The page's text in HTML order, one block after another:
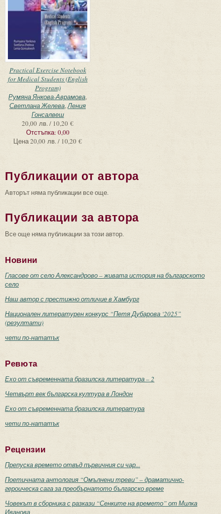
Practical Exercise Notebook
for Medical Students (English
Program)
Румяна Янкова-Аврамова,
Светлана Желева,Ления
Гонсалвеш
20,00 лв. / 10,20 €
Отстъпка: 0,00
Цена20,00 лв. / 10,20 €
Публикации от автора
Авторът няма публикации все още.
Публикации за автора
Все още няма публикации за този автор.
Новини
Гласове от село Александрово – живата история на българското
село
Наш автор с престижно отличие в Хамбург
Национален литературен конкурс “Петя Дубарова ‘2025”
(резултати)
чети по-нататък
Ревюта
Ехо от съвременната бразилска литература – 2
Четвърт век българска култура в Лондон
Ехо от съвременната бразилска литература
чети по-нататък
Рецензии
Препуска времето отвъд първичния си чар...
Поетичната антология “Омълнени треви” – драматично-
героическа сага за преобърнатото българско време
Човекът в сборника с разкази “Сенките на времето” от Милка
Иванова